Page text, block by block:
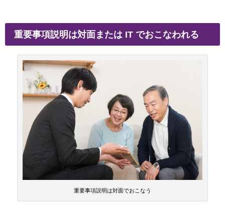
重要事項説明は対面または IT でおこなわれる
重要事項説明は対面でおこなう